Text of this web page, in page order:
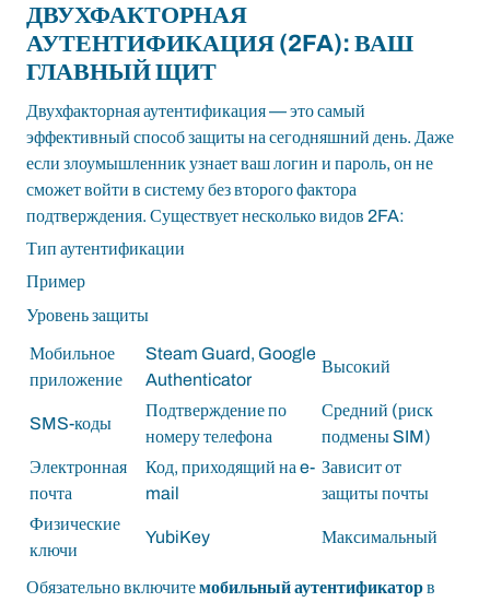
ДВУХФАКТОРНАЯ
АУТЕНТИФИКАЦИЯ (2FA): ВАШ
ГЛАВНЫЙ ЩИТ
Двухфакторная аутентификация — это самый
эффективный способ защиты на сегодняшний день. Даже
если злоумышленник узнает ваш логин и пароль, он не
сможет войти в систему без второго фактора
подтверждения. Существует несколько видов 2FA:
Тип аутентификации
Пример
Уровень защиты
Мобильное
приложение
Steam Guard, Google
Authenticator
Высокий
SMS-коды
Подтверждение по
номеру телефона
Средний (риск
подмены SIM)
Электронная
почта
Код, приходящий на e-
mail
Зависит от
защиты почты
Физические
ключи
YubiKey Максимальный
Обязательно включитемобильный аутентификаторв